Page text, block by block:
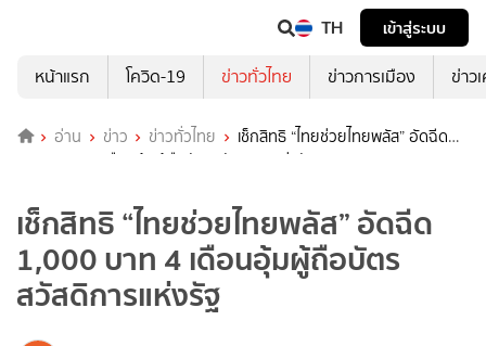
TH
เข้าสู่ระบบ
หน้าแรก
โควิด-19 ข่าวทั่วไทย ข่าวการเมือง ข่าว
อ่าน ข่าว ข่าวทั่วไทย
เช็กสิทธิ “ไทยช่วยไทยพลัส” อัดฉีด
1,000 บาท 4 เดือนอุ้มผู้ถือบัตรสวัสดิการแห่งรัฐ
เช็กสิทธิ “ไทยช่วยไทยพลัส” อัดฉีด
1,000 บาท 4 เดือนอุ้มผู้ถือบัตร
สวัสดิการแห่งรัฐ